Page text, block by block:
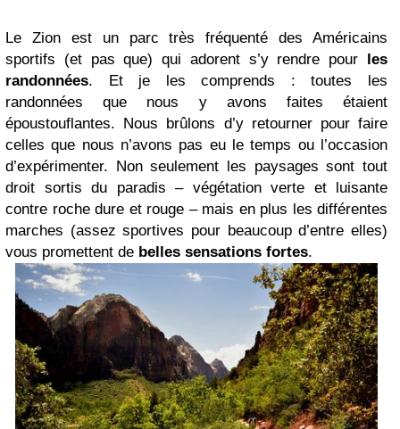
Le Zion est un parc très fréquenté des Américains
sportifs (et pas que) qui adorent s’y rendre pour
les
randonnées. Et je les comprends : toutes les
randonnées que nous y avons faites étaient
époustouflantes. Nous brûlons d’y retourner pour faire
celles que nous n’avons pas eu le temps ou l’occasion
d’expérimenter. Non seulement les paysages sont tout
droit sortis du paradis – végétation verte et luisante
contre roche dure et rouge – mais en plus les différentes
marches (assez sportives pour beaucoup d’entre elles)
vous promettent de belles sensations fortes.